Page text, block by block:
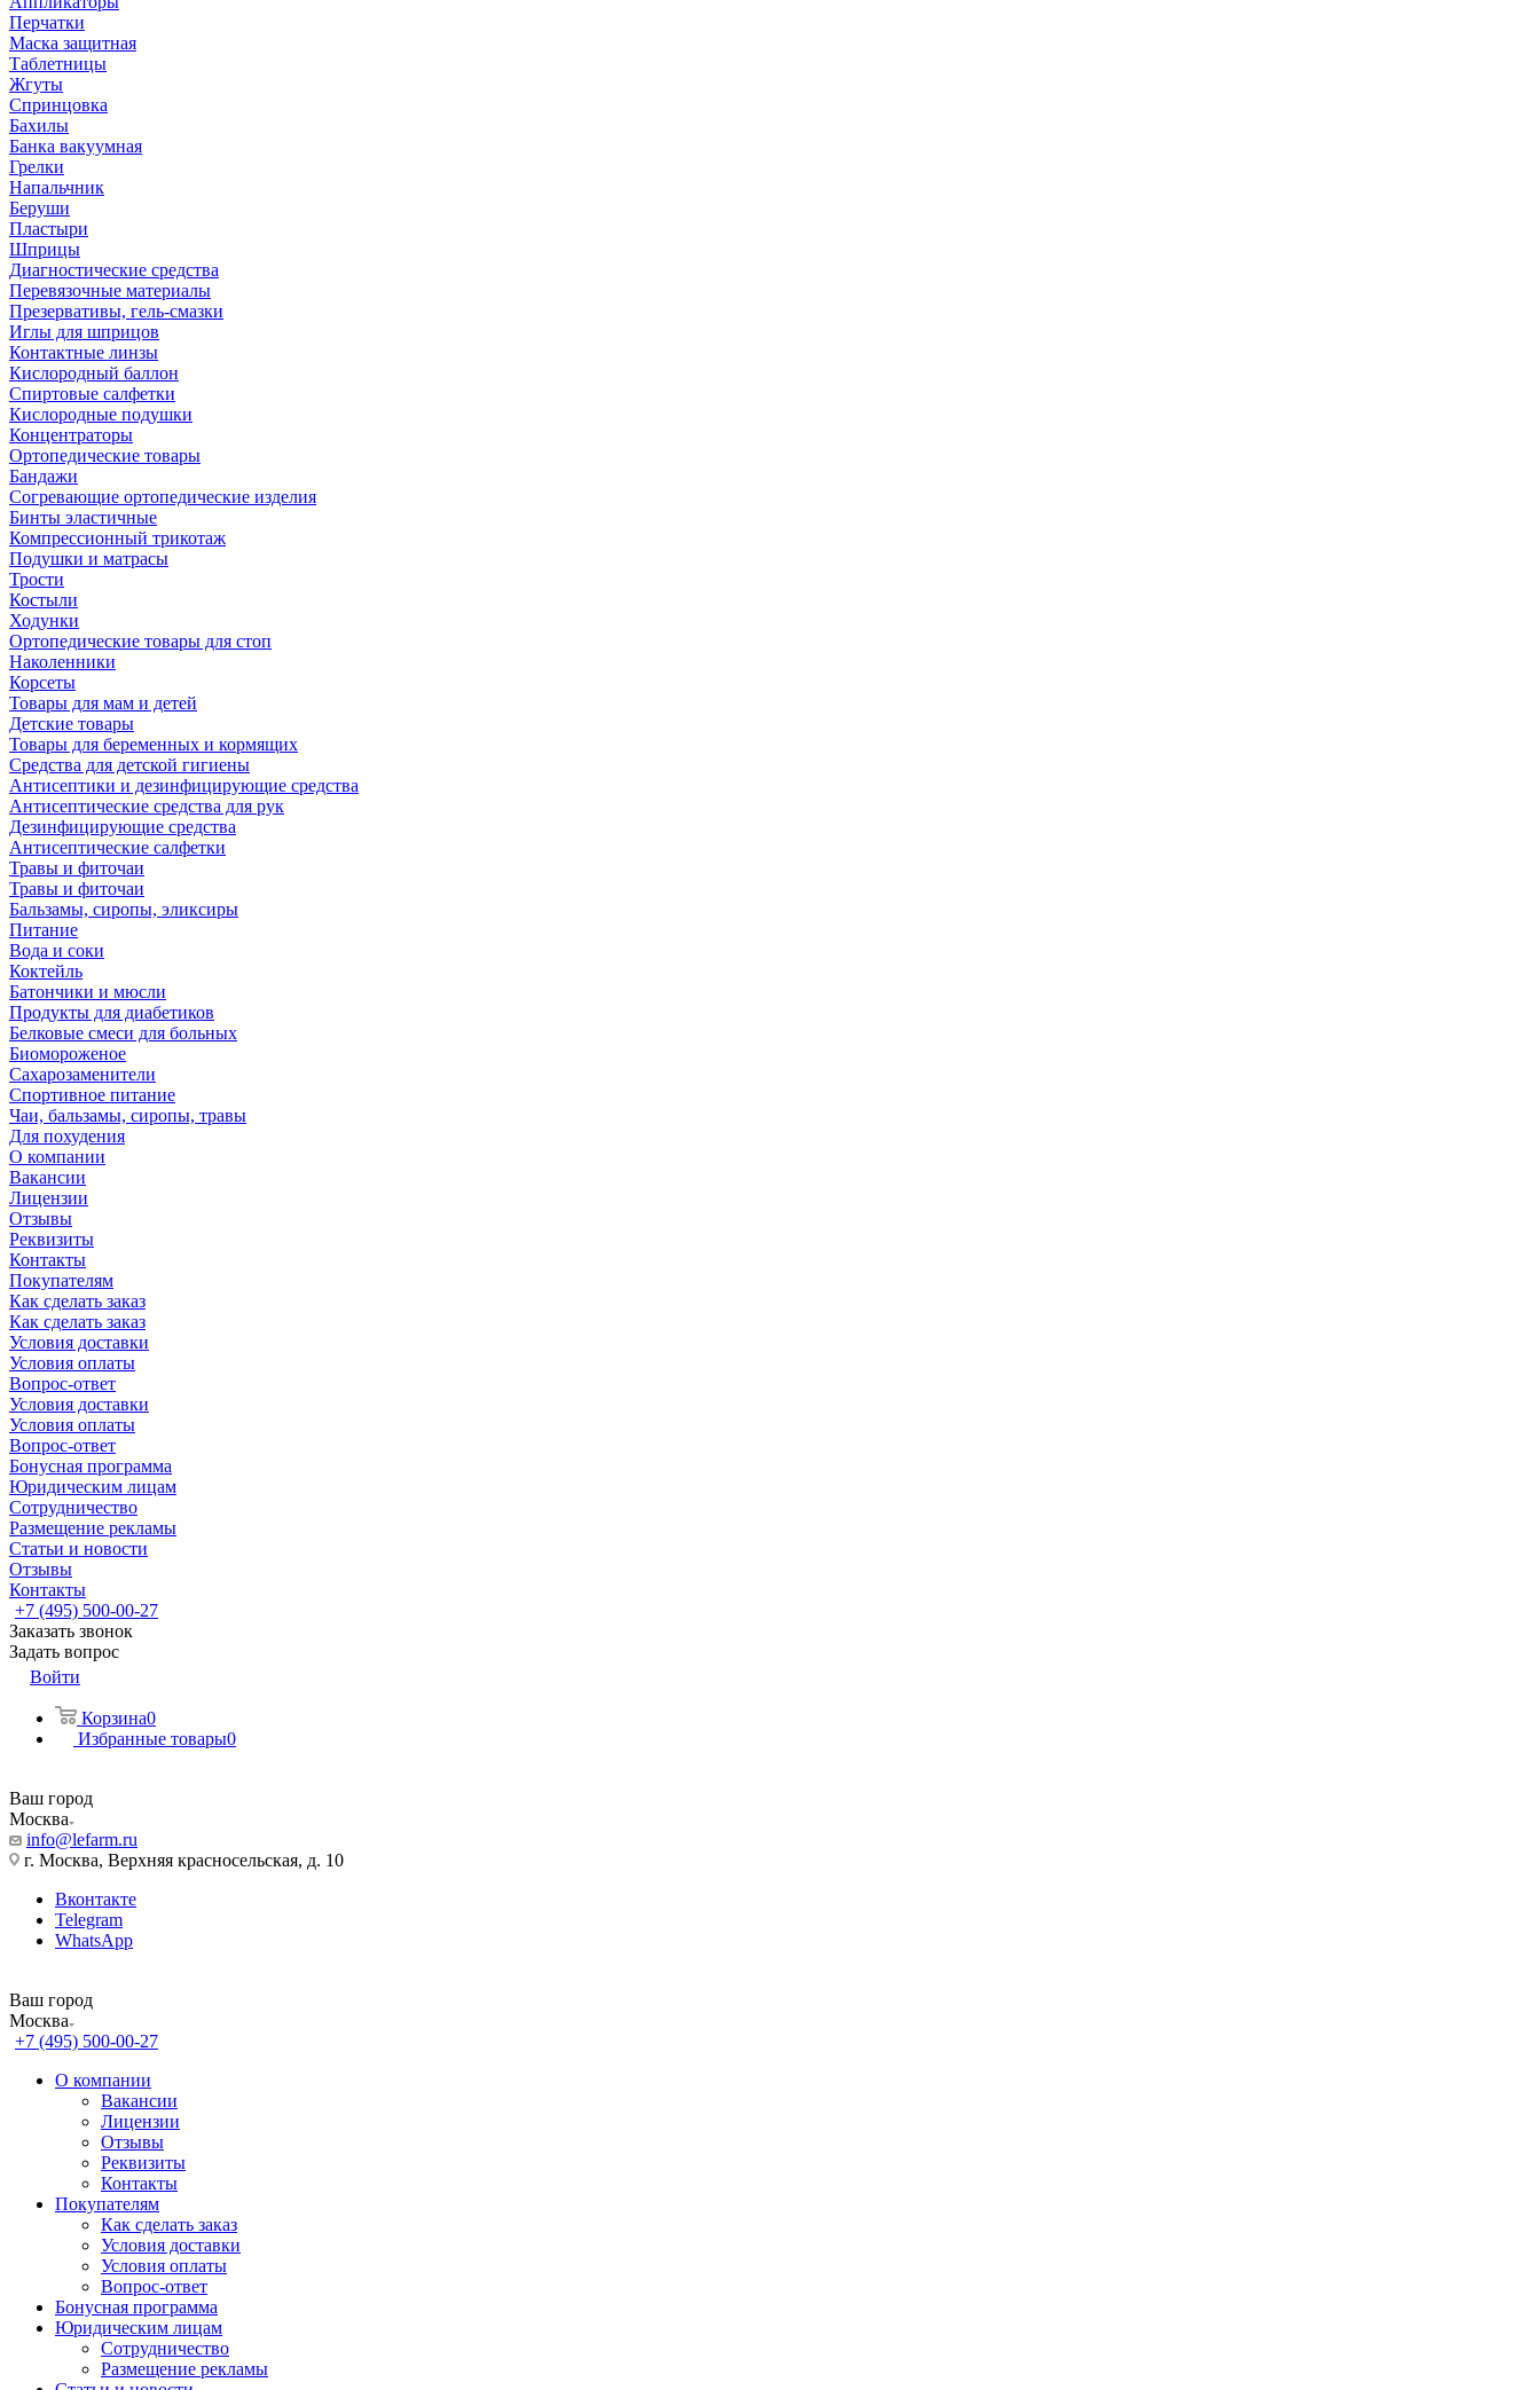
Перчатки
Маска защитная
Таблетницы
Жгуты
Спринцовка
Бахилы
Банка вакуумная
Грелки
Напальчник
Беруши
Пластыри
Шприцы
Диагностические средства
Перевязочные материалы
Презервативы, гель-смазки
Иглы для шприцов
Контактные линзы
Кислородный баллон
Спиртовые салфетки
Кислородные подушки
Концентраторы
Ортопедические товары
Бандажи
Согревающие ортопедические изделия
Бинты эластичные
Компрессионный трикотаж
Подушки и матрасы
Трости
Костыли
Ходунки
Ортопедические товары для стоп
Наколенники
Корсеты
Товары для мам и детей
Детские товары
Товары для беременных и кормящих
Средства для детской гигиены
Антисептики и дезинфицирующие средства
Антисептические средства для рук
Дезинфицирующие средства
Антисептические салфетки
Травы и фиточаи
Травы и фиточаи
Бальзамы, сиропы, эликсиры
Питание
Вода и соки
Коктейль
Батончики и мюсли
Продукты для диабетиков
Белковые смеси для больных
Биомороженое
Сахарозаменители
Спортивное питание
Чаи, бальзамы, сиропы, травы
Для похудения
О компании
Вакансии
Лицензии
Отзывы
Реквизиты
Контакты
Покупателям
Как сделать заказ
Как сделать заказ
Условия доставки
Условия оплаты
Вопрос-ответ
Условия доставки
Условия оплаты
Вопрос-ответ
Бонусная программа
Юридическим лицам
Сотрудничество
Размещение рекламы
Статьи и новости
Отзывы
Контакты
+7 (495) 500-00-27
Заказать звонок
Задать вопрос
Войти
Корзина0
Избранные товары0
Ваш город
Москва
info@lefarm.ru
г. Москва, Верхняя красносельская, д. 10
Вконтакте
Telegram
WhatsApp
Ваш город
Москва
+7 (495) 500-00-27
О компании
Вакансии
Лицензии
Отзывы
Реквизиты
Контакты
Покупателям
Как сделать заказ
Условия доставки
Условия оплаты
Вопрос-ответ
Бонусная программа
Юридическим лицам
Сотрудничество
Размещение рекламы